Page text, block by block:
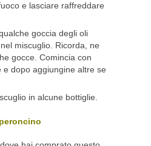
e lasciare raffreddare
goccia degli oli
miscuglio. Ricorda, ne
gocce. Comincia con
e dopo aggiungine altre se
in alcune bottiglie.